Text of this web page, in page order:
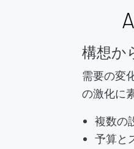
構想か
需要の変
の激化に
複数の
予算と